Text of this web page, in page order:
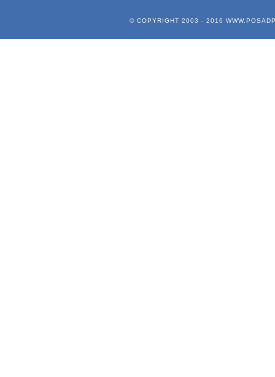
© COPYRIGHT 2003 - 2016